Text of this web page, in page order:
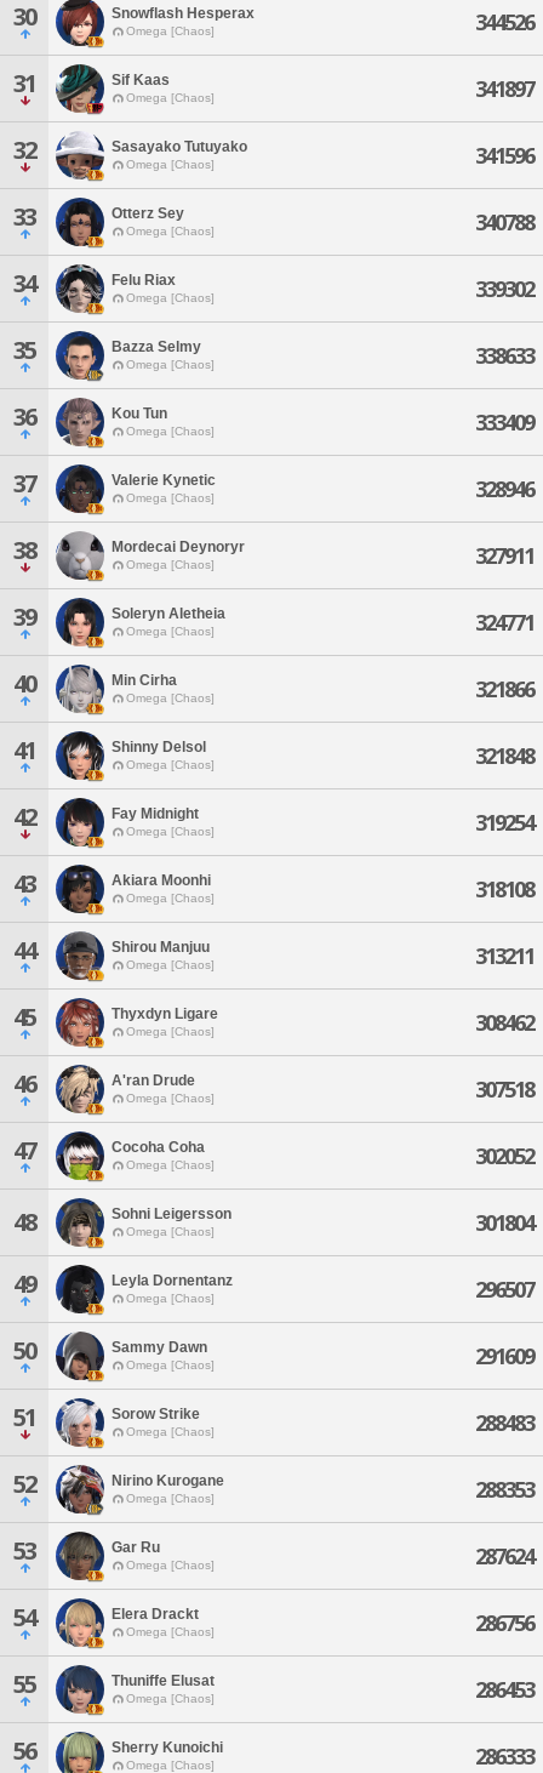
30 Snowflash Hesperax
Omega [Chaos] 344526
31 Sif Kaas
Omega [Chaos] 341897
32 Sasayako Tutuyako
Omega [Chaos] 341596
33 Otterz Sey
Omega [Chaos] 340788
34 Felu Riax
Omega [Chaos] 339302
35 Bazza Selmy
Omega [Chaos] 338633
36 Kou Tun
Omega [Chaos] 333409
37 Valerie Kynetic
Omega [Chaos] 328946
38 Mordecai Deynoryr
Omega [Chaos] 327911
39 Soleryn Aletheia
Omega [Chaos] 324771
40 Min Cirha
Omega [Chaos] 321866
41 Shinny Delsol
Omega [Chaos] 321848
42 Fay Midnight
Omega [Chaos] 319254
43 Akiara Moonhi
Omega [Chaos] 318108
44 Shirou Manjuu
Omega [Chaos] 313211
45 Thyxdyn Ligare
Omega [Chaos] 308462
46 A'ran Drude
Omega [Chaos] 307518
47 Cocoha Coha
Omega [Chaos] 302052
48 Sohni Leigersson
Omega [Chaos] 301804
49 Leyla Dornentanz
Omega [Chaos] 296507
50 Sammy Dawn
Omega [Chaos] 291609
51 Sorow Strike
Omega [Chaos] 288483
52 Nirino Kurogane
Omega [Chaos] 288353
53 Gar Ru
Omega [Chaos] 287624
54 Elera Drackt
Omega [Chaos] 286756
55 Thuniffe Elusat
Omega [Chaos] 286453
56 Sherry Kunoichi
Omega [Chaos] 286333